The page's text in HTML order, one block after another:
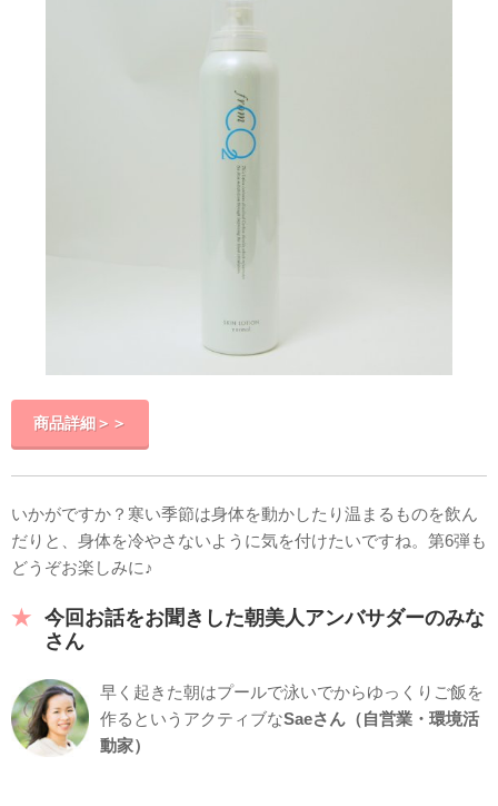
商品詳細＞＞
いかがですか？寒い季節は身体を動かしたり温まるものを飲ん
だりと、身体を冷やさないように気を付けたいですね。第6弾も
どうぞお楽しみに♪
今回お話をお聞きした朝美人アンバサダーのみな
さん
早く起きた朝はプールで泳いでからゆっくりご飯を
作るというアクティブなSaeさん（自営業・環境活
動家）